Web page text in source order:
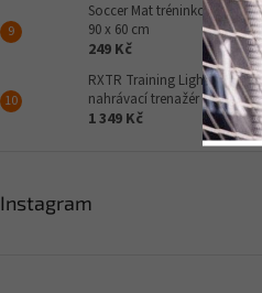
Soccer Mat tréninková
90 x 60 cm
249 Kč
RXTR Training Light set pro
nahrávací trenažér
1 349 Kč
Instagram